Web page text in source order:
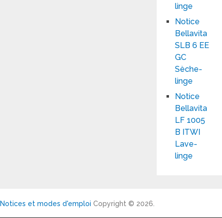
linge
Notice
Bellavita
SLB 6 EE
GC
Sèche-
linge
Notice
Bellavita
LF 1005
B ITWI
Lave-
linge
Notices et modes d'emploi Copyright © 2026.